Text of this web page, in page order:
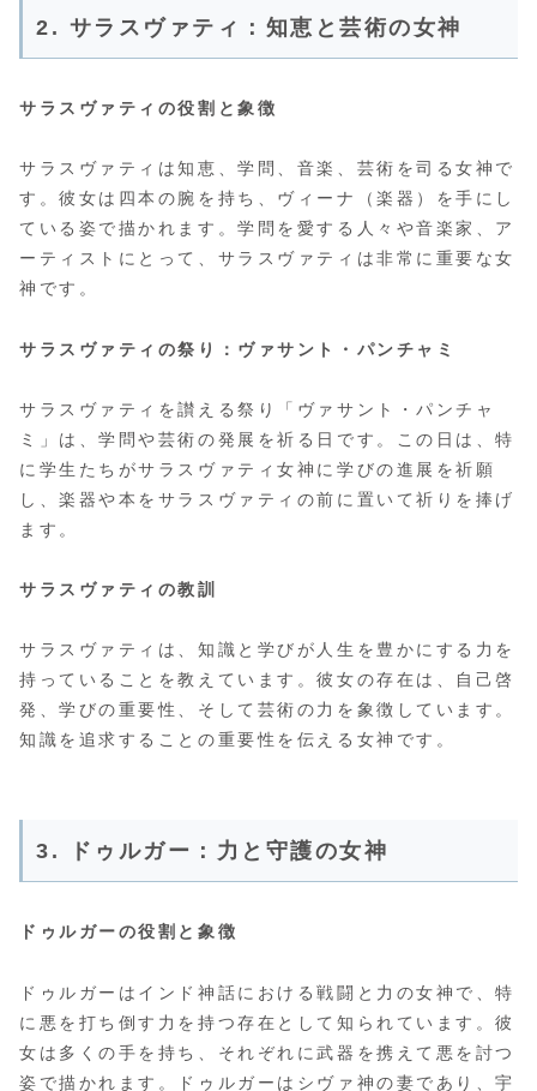
2. サラスヴァティ：知恵と芸術の女神
サラスヴァティの役割と象徴
サラスヴァティは知恵、学問、音楽、芸術を司る女神で
す。彼女は四本の腕を持ち、ヴィーナ（楽器）を手にし
ている姿で描かれます。学問を愛する人々や音楽家、ア
ーティストにとって、サラスヴァティは非常に重要な女
神です。
サラスヴァティの祭り：ヴァサント・パンチャミ
サラスヴァティを讃える祭り「ヴァサント・パンチャ
ミ」は、学問や芸術の発展を祈る日です。この日は、特
に学生たちがサラスヴァティ女神に学びの進展を祈願
し、楽器や本をサラスヴァティの前に置いて祈りを捧げ
ます。
サラスヴァティの教訓
サラスヴァティは、知識と学びが人生を豊かにする力を
持っていることを教えています。彼女の存在は、自己啓
発、学びの重要性、そして芸術の力を象徴しています。
知識を追求することの重要性を伝える女神です。
3. ドゥルガー：力と守護の女神
ドゥルガーの役割と象徴
ドゥルガーはインド神話における戦闘と力の女神で、特
に悪を打ち倒す力を持つ存在として知られています。彼
女は多くの手を持ち、それぞれに武器を携えて悪を討つ
姿で描かれます。ドゥルガーはシヴァ神の妻であり、宇